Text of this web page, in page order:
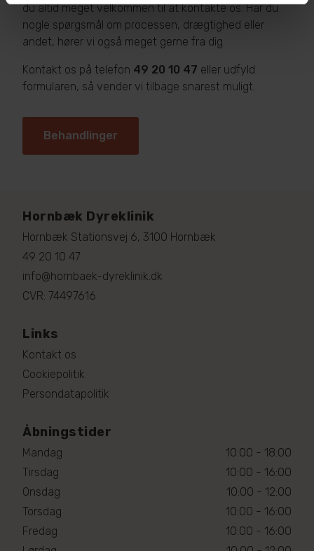
du altid meget velkommen til at kontakte os. Har du
nogle spørgsmål om processen, drægtighed eller
andet, hører vi også meget gerne fra dig.​
Kontakt os på telefon 49 20 10 47 eller udfyld
formularen, så vender vi tilbage snarest muligt.
Behandlinger
Hornbæk Dyreklinik
Hornbæk Stationsvej 6, 3100 Hornbæk
49 20 10 47
info@hornbaek-dyreklinik.dk
CVR: 74497616
Links
Kontakt os
Cookiepolitik
Persondatapolitik
Åbningstider
Mandag
10:00 - 18:00
Tirsdag
10:00 - 16:00
Onsdag
10:00 - 12:00
Torsdag
10:00 - 16:00
Fredag
10:00 - 16:00